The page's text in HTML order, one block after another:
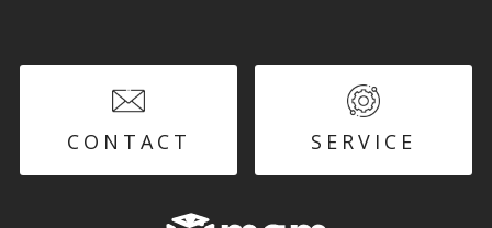
CONTACT SERVICE